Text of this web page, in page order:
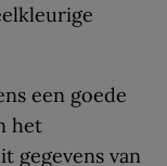
een goede
het
gegevens van